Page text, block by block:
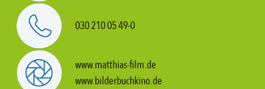
030 210 05 49-0
www.matthias-film.de
www.bilderbuchkino.de